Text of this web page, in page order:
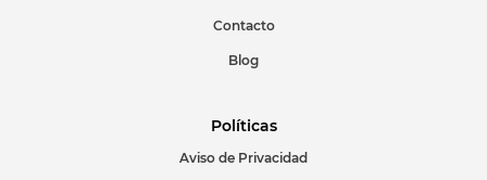
ENVIAR COMENTARIO
Contacto
Blog
Políticas
Aviso de Privacidad